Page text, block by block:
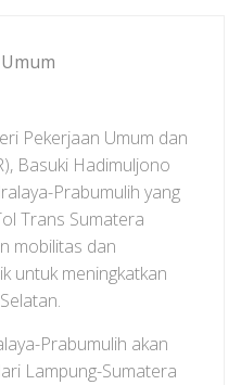
Pekerjaan Umum dan
Basuki Hadimuljono
Prabumulih yang
Trans Sumatera
mobilitas dan
untuk meningkatkan
Prabumulih akan
Lampung-Sumatera